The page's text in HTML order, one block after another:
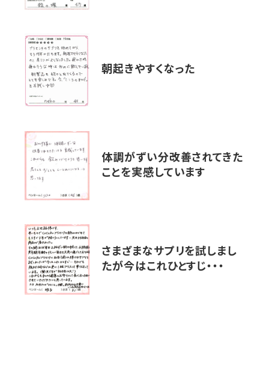
朝起きやすくなった
体調がずい分改善されてきた
ことを実感しています
さまざまなサプリを試しまし
たが今はこれひとすじ・・・